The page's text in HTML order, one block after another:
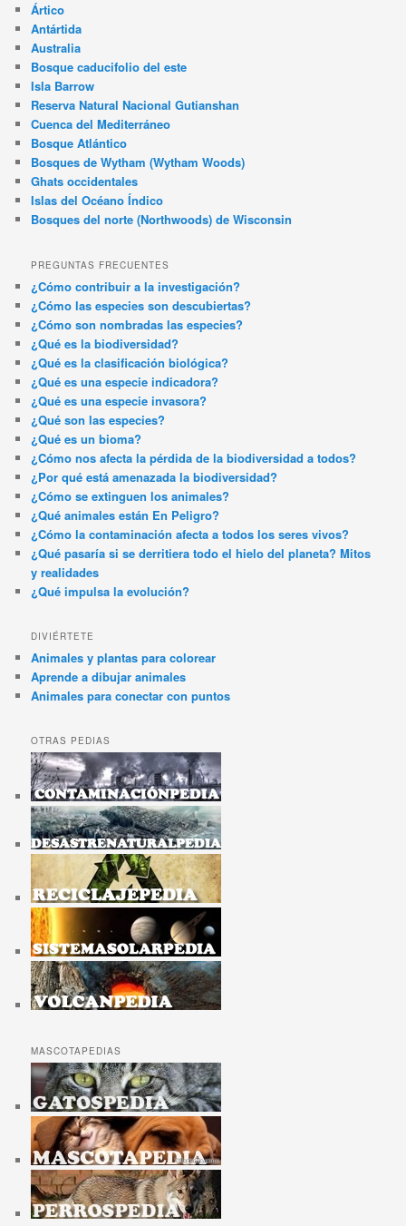
Ártico
Antártida
Australia
Bosque caducifolio del este
Isla Barrow
Reserva Natural Nacional Gutianshan
Cuenca del Mediterráneo
Bosque Atlántico
Bosques de Wytham (Wytham Woods)
Ghats occidentales
Islas del Océano Índico
Bosques del norte (Northwoods) de Wisconsin
PREGUNTAS FRECUENTES
¿Cómo contribuir a la investigación?
¿Cómo las especies son descubiertas?
¿Cómo son nombradas las especies?
¿Qué es la biodiversidad?
¿Qué es la clasificación biológica?
¿Qué es una especie indicadora?
¿Qué es una especie invasora?
¿Qué son las especies?
¿Qué es un bioma?
¿Cómo nos afecta la pérdida de la biodiversidad a todos?
¿Por qué está amenazada la biodiversidad?
¿Cómo se extinguen los animales?
¿Qué animales están En Peligro?
¿Cómo la contaminación afecta a todos los seres vivos?
¿Qué pasaría si se derritiera todo el hielo del planeta? Mitos
y realidades
¿Qué impulsa la evolución?
DIVIÉRTETE
Animales y plantas para colorear
Aprende a dibujar animales
Animales para conectar con puntos
OTRAS PEDIAS
MASCOTAPEDIAS